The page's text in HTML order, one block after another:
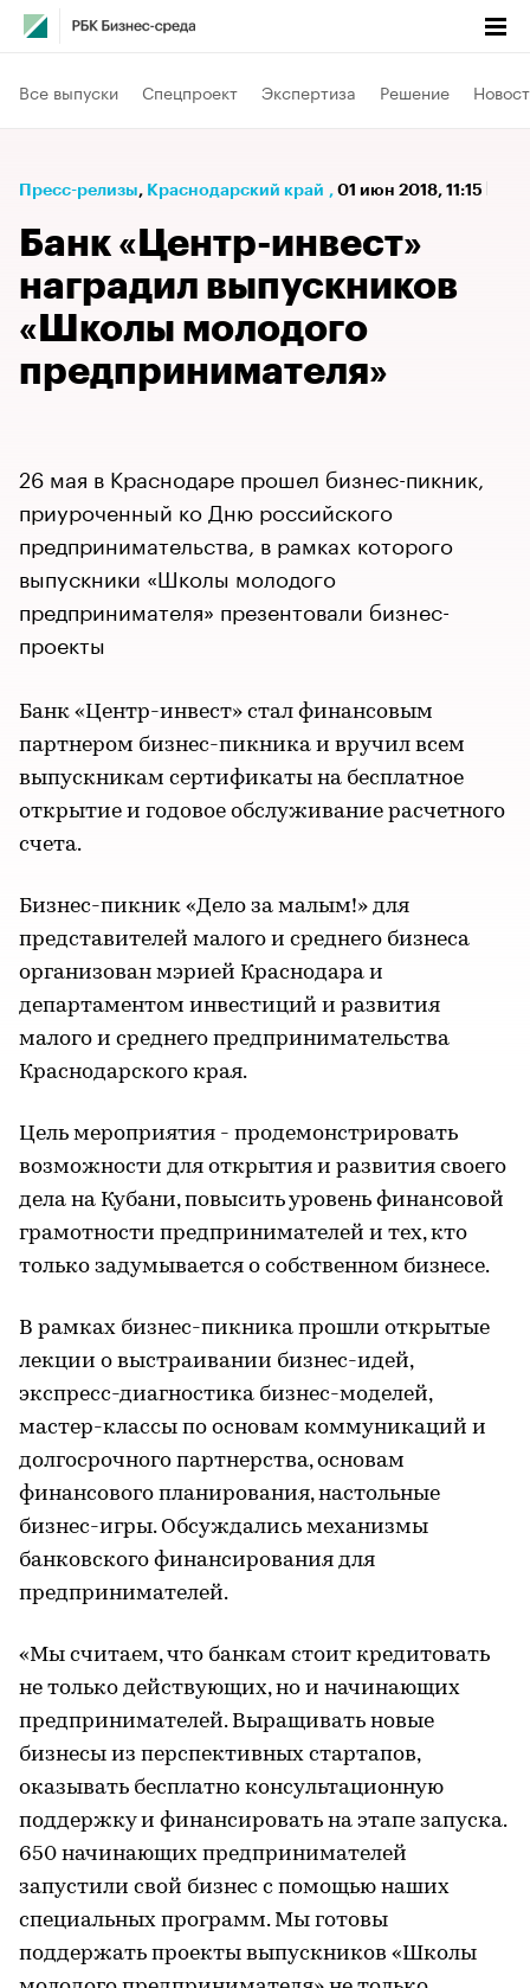
Все выпуски Спецпроект Экспертиза Решение
Пресс-релизы⁠, Краснодарский край , 01 июн 2018, 11:15
Банк «Центр-инвест»
наградил выпускников
«Школы молодого
предпринимателя»
26 мая в Краснодаре прошел бизнес-пикник,
приуроченный ко Дню российского
предпринимательства, в рамках которого
выпускники «Школы молодого
предпринимателя» презентовали бизнес-
проекты
Банк «Центр-инвест» стал финансовым
партнером бизнес-пикника и вручил всем
выпускникам сертификаты на бесплатное
открытие и годовое обслуживание расчетного
счета.
Бизнес-пикник «Дело за малым!» для
представителей малого и среднего бизнеса
организован мэрией Краснодара и
департаментом инвестиций и развития
малого и среднего предпринимательства
Краснодарского края.
Цель мероприятия - продемонстрировать
возможности для открытия и развития своего
дела на Кубани, повысить уровень финансовой
грамотности предпринимателей и тех, кто
только задумывается о собственном бизнесе.
В рамках бизнес-пикника прошли открытые
лекции о выстраивании бизнес-идей,
экспресс-диагностика бизнес-моделей,
мастер-классы по основам коммуникаций и
долгосрочного партнерства, основам
финансового планирования, настольные
бизнес-игры. Обсуждались механизмы
банковского финансирования для
предпринимателей.
«Мы считаем, что банкам стоит кредитовать
не только действующих, но и начинающих
предпринимателей. Выращивать новые
бизнесы из перспективных стартапов,
оказывать бесплатно консультационную
поддержку и финансировать на этапе запуска.
650 начинающих предпринимателей
запустили свой бизнес с помощью наших
специальных программ. Мы готовы
поддержать проекты выпускников «Школы